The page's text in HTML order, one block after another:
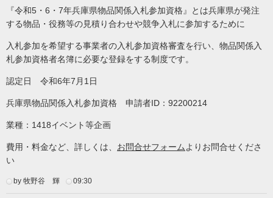
『令和5・6・7年兵庫県物品関係入札参加資格』とは兵庫県が発注
する物品・役務等の見積り合わせや競争入札に参加するために
入札参加を希望する事業者の入札参加資格審査を行い、物品関係入
札参加資格者名簿に必要な登録をする制度です。
認定日 令和6年7月1日
兵庫県物品関係入札参加資格 申請者ID：92200214
業種：1418イベント等企画
費用・料金など、詳しくは、 お問合せフォーム よりお問合せくださ
い
by 牧野谷 輝 09:30